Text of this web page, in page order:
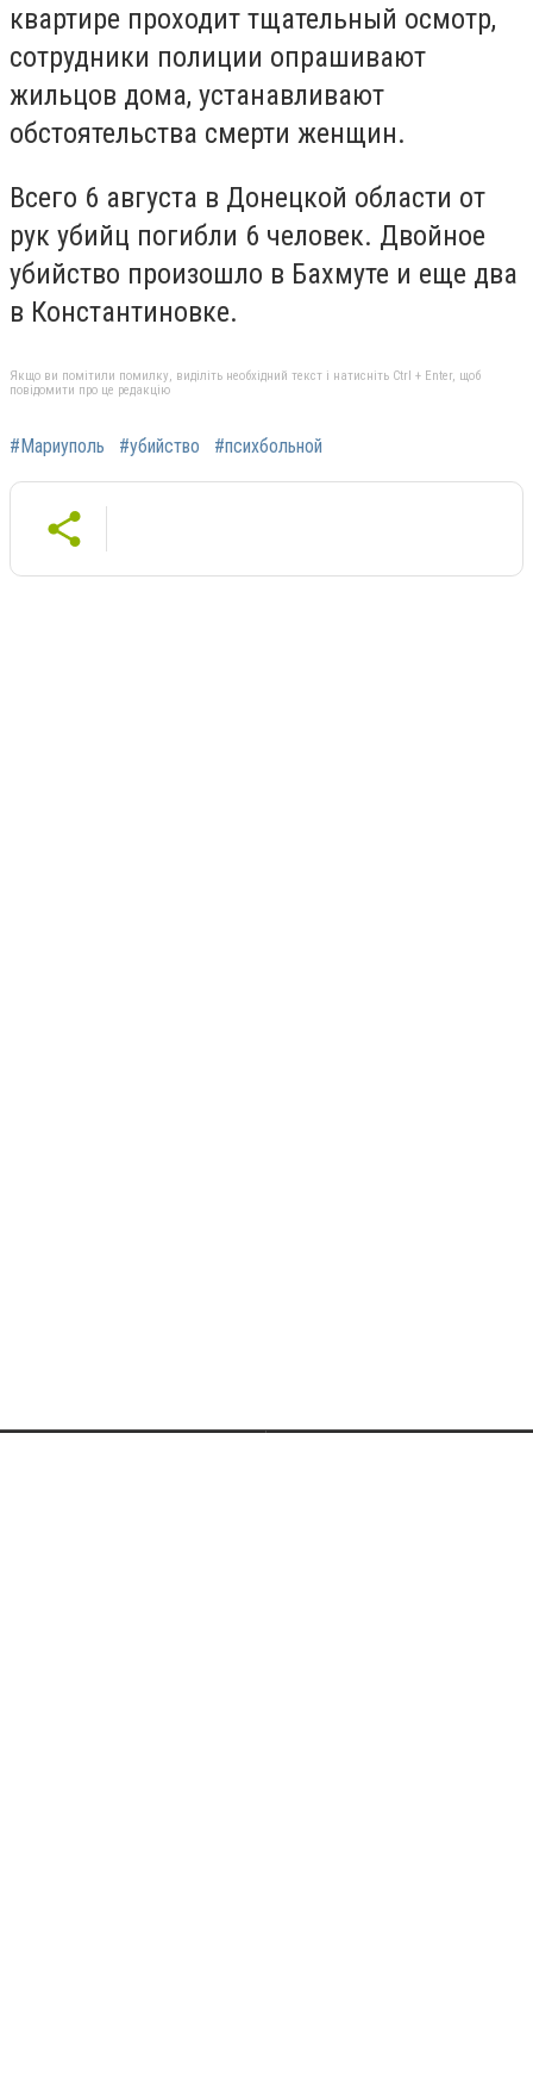
квартире проходит тщательный осмотр,
сотрудники полиции опрашивают
жильцов дома, устанавливают
обстоятельства смерти женщин.
Всего 6 августа в Донецкой области от
рук убийц погибли 6 человек. Двойное
убийство произошло в Бахмуте и еще два
в Константиновке.
Якщо ви помітили помилку, виділіть необхідний текст і натисніть Ctrl + Enter, щоб
повідомити про це редакцію
#Мариуполь #убийство #психбольной